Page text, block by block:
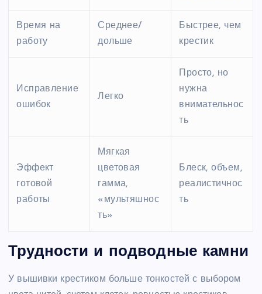
Время на
работу
Среднее/
дольше
Быстрее, чем
крестик
Исправление
ошибок
Легко
Просто, но
нужна
внимательнос
ть
Эффект
готовой
работы
Мягкая
цветовая
гамма,
«мультяшнос
ть»
Блеск, объем,
реалистичнос
ть
Трудности и подводные камни
У вышивки крестиком больше тонкостей с выбором